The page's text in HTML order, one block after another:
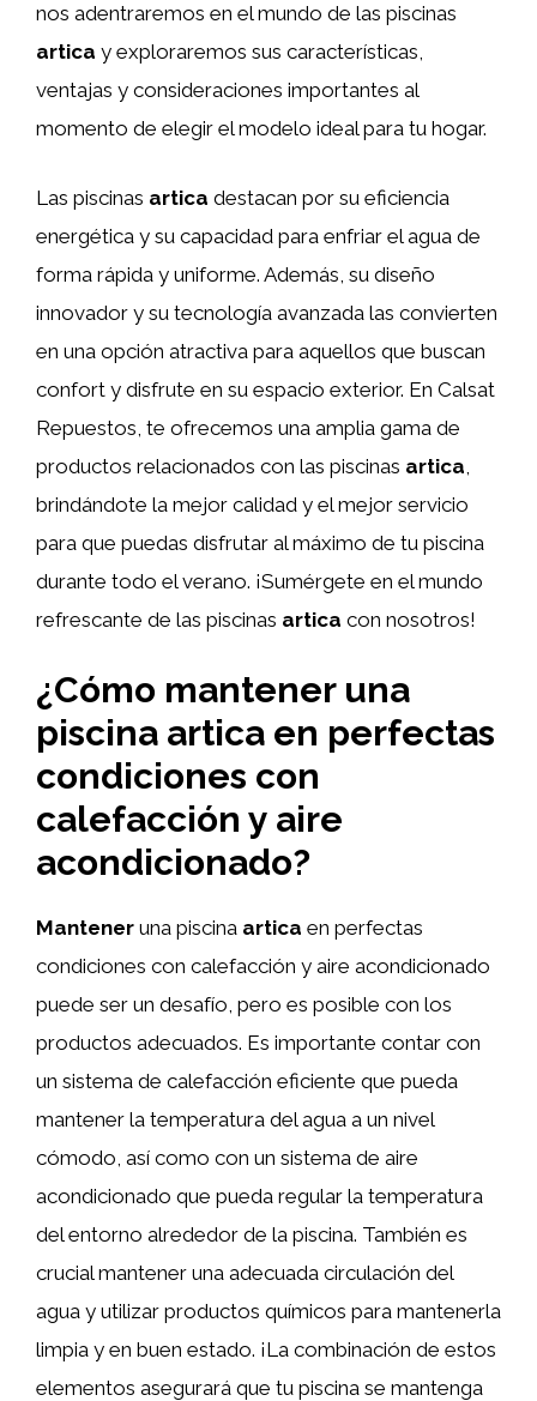
nos adentraremos en el mundo de las piscinas
artica y exploraremos sus características,
ventajas y consideraciones importantes al
momento de elegir el modelo ideal para tu hogar.
Las piscinas artica destacan por su eficiencia
energética y su capacidad para enfriar el agua de
forma rápida y uniforme. Además, su diseño
innovador y su tecnología avanzada las convierten
en una opción atractiva para aquellos que buscan
confort y disfrute en su espacio exterior. En Calsat
Repuestos, te ofrecemos una amplia gama de
productos relacionados con las piscinas artica
brindándote la mejor calidad y el mejor servicio
para que puedas disfrutar al máximo de tu piscina
durante todo el verano. ¡Sumérgete en el mundo
refrescante de las piscinas artica con nosotros!
¿Cómo mantener una
piscina artica en perfectas
condiciones con
calefacción y aire
acondicionado?
Mantener una piscina artica en perfectas
condiciones con calefacción y aire acondicionado
puede ser un desafío, pero es posible con los
productos adecuados. Es importante contar con
un sistema de calefacción eficiente que pueda
mantener la temperatura del agua a un nivel
cómodo, así como con un sistema de aire
acondicionado que pueda regular la temperatura
del entorno alrededor de la piscina. También es
crucial mantener una adecuada circulación del
agua y utilizar productos químicos para mantenerla
limpia y en buen estado. ¡La combinación de estos
elementos asegurará que tu piscina se mantenga